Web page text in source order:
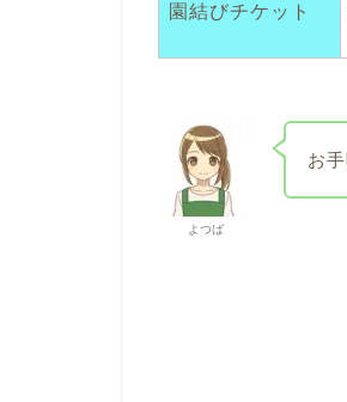
園結びチケット
よつば
お